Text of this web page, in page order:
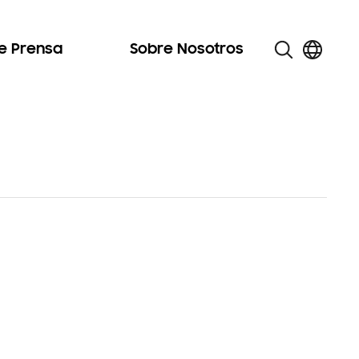
Prensa Sobre Nosotros